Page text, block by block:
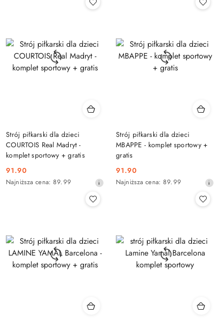
obniżką
obniżką
Strój piłkarski dla dzieci
COURTOIS Real Madryt -
komplet sportowy + gratis
Cena
promocyjna:
91.90
Najniższa
obniżką
Najniższa cena: 89.99
Strój piłkarski dla dzieci
MBAPPE - komplet sportowy +
gratis
Cena
promocyjna:
91.90
Najniższa
obniżką
Najniższa cena: 89.99